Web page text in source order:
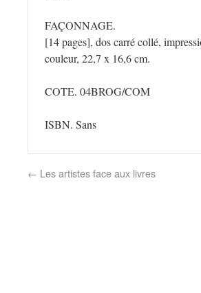
FAÇONNAGE.
[14 pages], dos carré collé,
couleur, 22,7 x 16,6 cm.
COTE. 04BROG/COM
ISBN. Sans
← Les artistes face aux livres